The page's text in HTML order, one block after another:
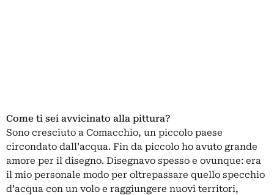
Come ti sei avvicinato alla pittura?
Sono cresciuto a Comacchio, un piccolo paese
circondato dall’acqua. Fin da piccolo ho avuto grande
amore per il disegno. Disegnavo spesso e ovunque: era
il mio personale modo per oltrepassare quello specchio
d’acqua con un volo e raggiungere nuovi territori,